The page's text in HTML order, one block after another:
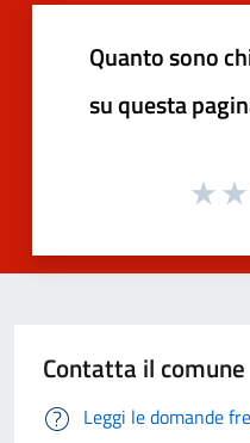
Quanto sono
su questa
Contatta il comune
Leggi le domande